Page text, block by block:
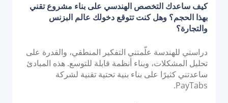
كيف ساعدك التخصص الهندسي على بناء مشروع تقني
بهذا الحجم؟ وهل كنت تتوقع دخولك عالم البزنس
والتجارة؟
دراستي للهندسة علّمتني التفكير المنطقي، والقدرة على
تحليل المشكلات، وبناء أنظمة قابلة للتوسع. هذه المبادئ
ساعدتني كثيرًا على بناء بنية تحتية تقنية لشركة
PayTabs.